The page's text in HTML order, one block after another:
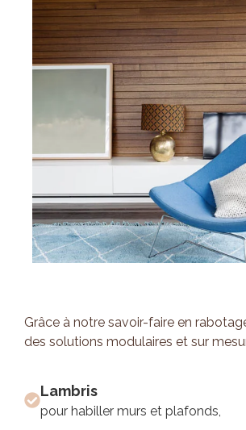
Grâce à notre savoir-faire en
des solutions modulaires et sur
Lambris
pour habiller murs et plafonds,